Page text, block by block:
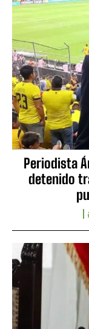
Periodista
detenido